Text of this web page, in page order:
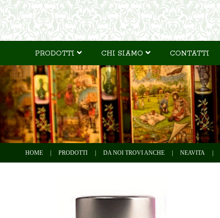
PRODOTTI CHI SIAMO CONTATTI
HOME PRODOTTI DA NOI TROVI ANCHE NEAVITA